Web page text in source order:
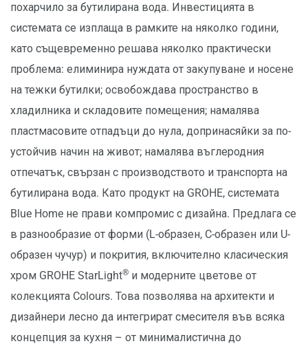
похарчило за бутилирана вода. Инвестицията в
системата се изплаща в рамките на няколко години,
като същевременно решава няколко практически
проблема: елиминира нуждата от закупуване и носене
на тежки бутилки; освобождава пространство в
хладилника и складовите помещения; намалява
пластмасовите отпадъци до нула, допринасяйки за по-
устойчив начин на живот; намалява въглеродния
отпечатък, свързан с производството и транспорта на
бутилирана вода. Като продукт на GROHE, системата
Blue Home не прави компромис с дизайна. Предлага се
в разнообразие от форми (L-образен, C-образен или U-
образен чучур) и покрития, включително класическия
хром GROHE StarLight® и модерните цветове от
колекцията Colours. Това позволява на архитекти и
дизайнери лесно да интегрират смесителя във всяка
концепция за кухня – от минималистична до